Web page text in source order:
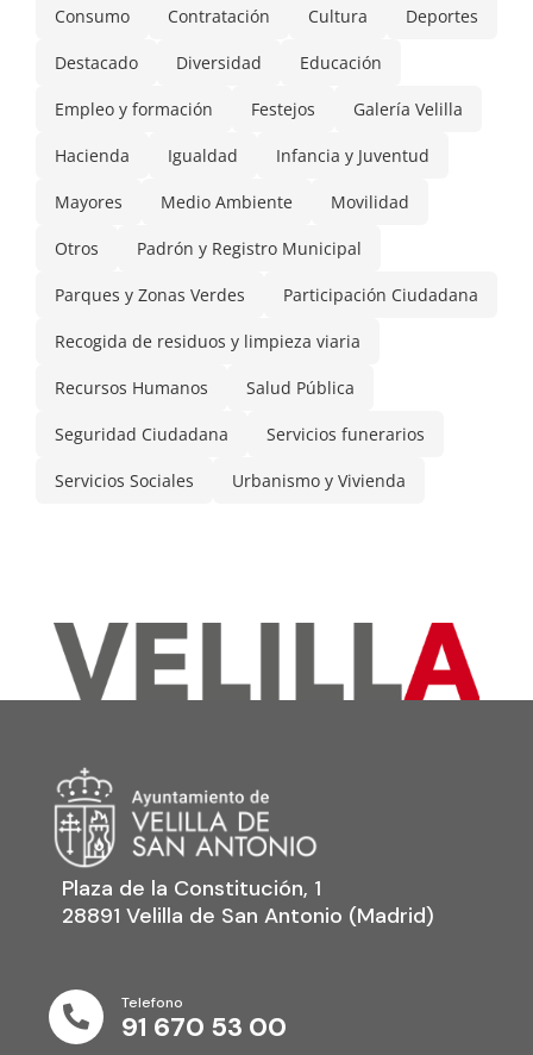
Consumo Contratación Cultura Deportes
Destacado Diversidad Educación
Empleo y formación Festejos Galería Velilla
Hacienda Igualdad Infancia y Juventud
Mayores Medio Ambiente Movilidad
Otros Padrón y Registro Municipal
Parques y Zonas Verdes Participación Ciudadana
Recogida de residuos y limpieza viaria
Recursos Humanos Salud Pública
Seguridad Ciudadana Servicios funerarios
Servicios Sociales Urbanismo y Vivienda
Plaza de la Constitución, 1
28891 Velilla de San Antonio (Madrid)

Telefono
91 670 53 00